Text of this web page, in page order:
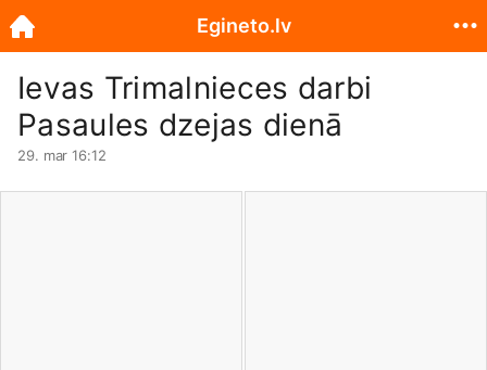
Ievas Trimalnieces darbi
Pasaules dzejas dienā
29. mar 16:12
Egineto.lv